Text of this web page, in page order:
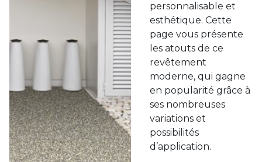
personnalisable et
esthétique. Cette
page vous présente
les atouts de ce
revêtement
moderne, qui gagne
en popularité grâce à
ses nombreuses
variations et
possibilités
d’application.